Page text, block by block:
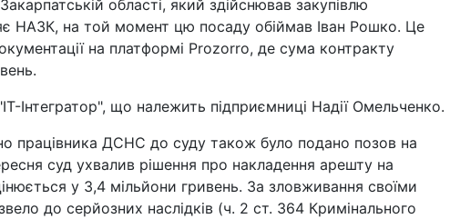
області, який здійснював закупівлю
НАЗК, на той момент цю посаду обіймав Іван Рошко. Це
на платформі Prozorro, де сума контракту
Інтегратор", що належить підприємниці Надії Омельченко.
працівника ДСНС до суду також було подано позов на
суд ухвалив рішення про накладення арешту на
у 3,4 мільйони гривень. За зловживання своїми
до серйозних наслідків (ч. 2 ст. 364 Кримінального